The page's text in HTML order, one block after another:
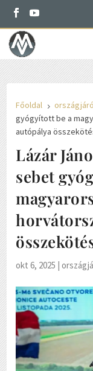
Főoldal 5 országjáró
gyógyított be a
autópálya
Lázár
sebet
okt 6, 2025 |